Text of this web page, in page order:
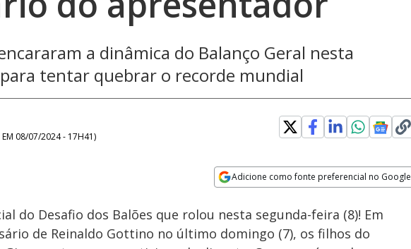
a dinâmica do Balanço Geral nesta
tentar quebrar o recorde mundial
08/07/2024 - 17H41)
Adicione como fonte preferencial no Google
Velocidade
do Desafio dos Balões que rolou nesta segunda-feira (8)! Em
de Reinaldo Gottino no último domingo (7), os filhos do